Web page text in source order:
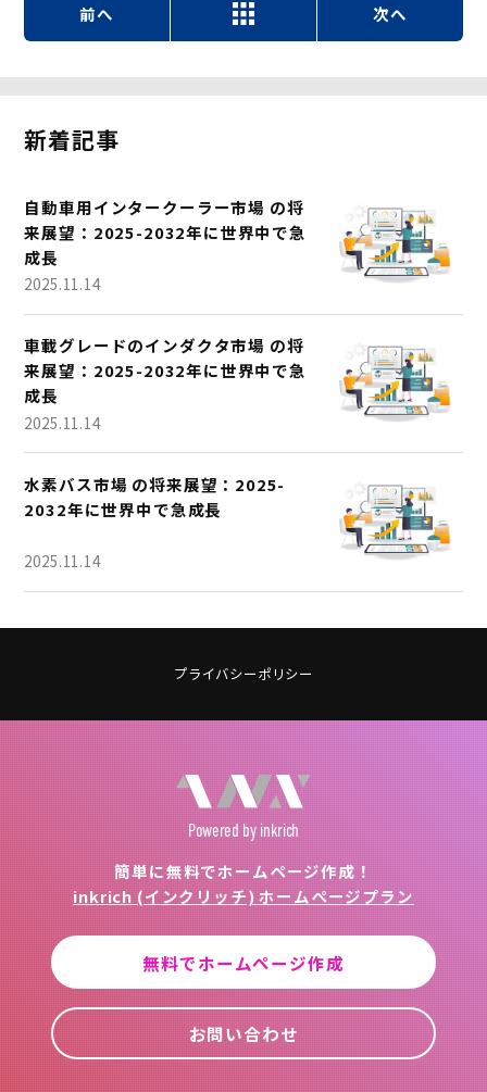
前へ 次へ
新着記事
自動車用インタークーラー市場 の将
来展望：2025-2032年に世界中で急
成長
2025.11.14
車載グレードのインダクタ市場 の将
来展望：2025-2032年に世界中で急
成長
2025.11.14
水素バス市場 の将来展望：2025-
2032年に世界中で急成長
2025.11.14
プライバシーポリシー
Powered by inkrich
簡単に無料でホームページ作成！
inkrich (インクリッチ) ホームページプラン
無料でホームページ作成
お問い合わせ